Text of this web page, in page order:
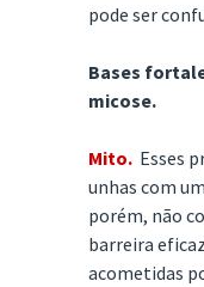
pode ser
Bases
micose.
Mito. Esses
unhas com
porém, não
barreira
acometidas